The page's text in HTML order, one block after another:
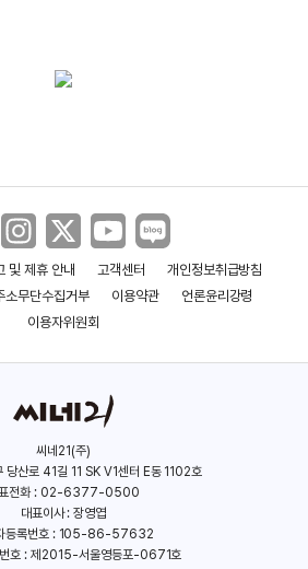
및 제휴 안내 고객센터
개인정보취급방침
소무단수집거부 이용약관
언론윤리강령
이용자위원회
씨네21(주)
당산로 41길 11 SK V1센터 E동 1102호
전화 : 02-6377-0500
대표이사 : 장영엽
등록번호 : 105-86-57632
번호 : 제2015-서울영등포-0671호